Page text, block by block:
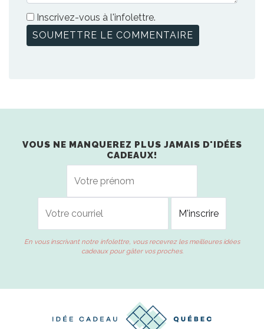
Inscrivez-vous à l'infolettre.
VOUS NE MANQUEREZ PLUS JAMAIS D'IDÉES
CADEAUX!
En vous inscrivant notre infolettre, vous recevrez les meilleures idées
cadeaux pour gâter vos proches.